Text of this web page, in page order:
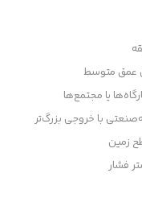
عمق متوسط
یا مجتمع‌ها
با خروجی بزرگ‌تر
زمین
فشار